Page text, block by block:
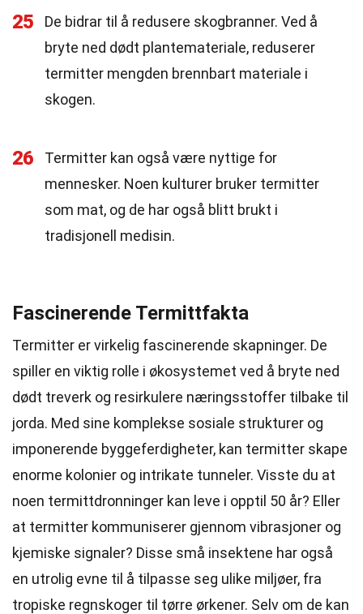
25
De bidrar til å redusere skogbranner. Ved å
bryte ned dødt plantemateriale, reduserer
termitter mengden brennbart materiale i
skogen.
26
Termitter kan også være nyttige for
mennesker. Noen kulturer bruker termitter
som mat, og de har også blitt brukt i
tradisjonell medisin.
Fascinerende Termittfakta
Termitter er virkelig fascinerende skapninger. De
spiller en viktig rolle i økosystemet ved å bryte ned
dødt treverk og resirkulere næringsstoffer tilbake til
jorda. Med sine komplekse sosiale strukturer og
imponerende byggeferdigheter, kan termitter skape
enorme kolonier og intrikate tunneler. Visste du at
noen termittdronninger kan leve i opptil 50 år? Eller
at termitter kommuniserer gjennom vibrasjoner og
kjemiske signaler? Disse små insektene har også
en utrolig evne til å tilpasse seg ulike miljøer, fra
tropiske regnskoger til tørre ørkener. Selv om de kan